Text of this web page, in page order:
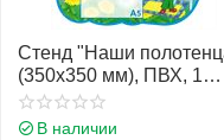
Стенд "Наши
(350х350 мм), ПВХ, 1
карман А5 (плоский)
В наличии